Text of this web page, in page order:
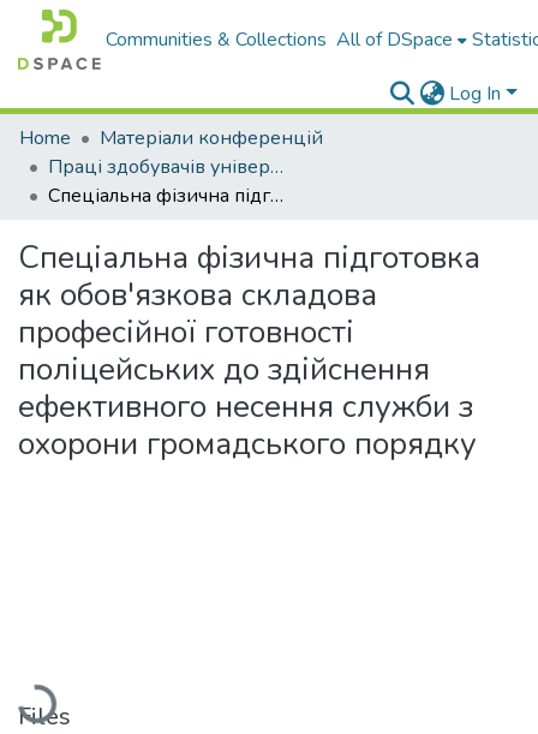
Communities & Collections All of DSpace
Log In
Home
Матеріали конференцій
Праці здобувачів університету
Спеціальна фізична підготовка як обов'язкова складова професійної готовності поліцейських до здійснення ефективного несення служби з охорони громадського порядку
Спеціальна фізична підготовка
як обов'язкова складова
професійної готовності
поліцейських до здійснення
ефективного несення служби з
охорони громадського порядку
Loading...
Files